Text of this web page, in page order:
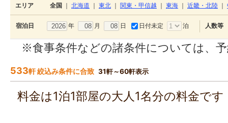
エリア 全国 北海道 東北 関東・甲信越 東海 近畿・北陸
宿泊日 年 月 日 日付未定 泊 人数等
※食事条件などの諸条件については、
533軒 絞込み条件に合致 31軒～60軒表示
料金は1泊1部屋の大人1名分の料金で